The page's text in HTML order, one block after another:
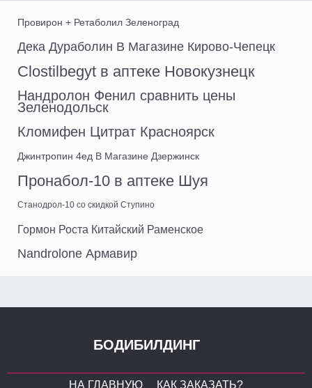
Провирон + Ретаболил Зеленоград
Дека Дураболин В Магазине Кирово-Чепецк
Clostilbegyt в аптеке Новокузнецк
Нандролон Фенил сравнить цены
Зеленодольск
Кломифен Цитрат Красноярск
Джинтропин 4ед В Магазине Дзержинск
Пронабол-10 в аптеке Шуя
Станодрол-10 со скидкой Ступино
Гормон Роста Китайский Раменское
Nandrolone Армавир
БОДИБИЛДИНГ
НА ГЛАВНУЮ КАК ЗАКАЗАТЬ?